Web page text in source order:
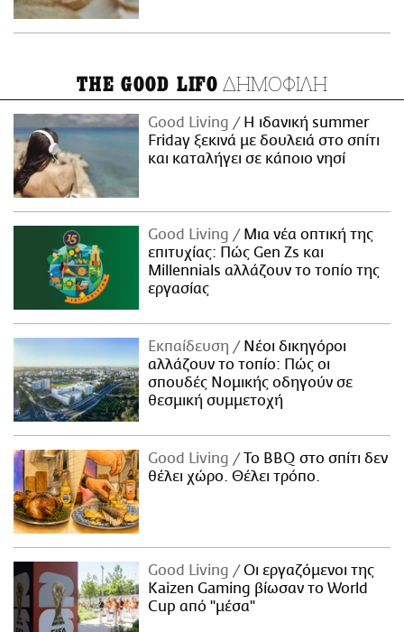
THE GOOD LIFO ΔΗΜΟΦΙΛΗ
Good Living
Η ιδανική summer
Friday ξεκινά με δουλειά στο σπίτι
και καταλήγει σε κάποιο νησί
Good Living
Μια νέα οπτική της
επιτυχίας: Πώς Gen Zs και
Millennials αλλάζουν το τοπίο της
εργασίας
Εκπαίδευση
Νέοι δικηγόροι
αλλάζουν το τοπίο: Πώς οι
σπουδές Νομικής οδηγούν σε
θεσμική συμμετοχή
Good Living
Το BBQ στο σπίτι δεν
θέλει χώρο. Θέλει τρόπο.
Good Living
Οι εργαζόμενοι της
Kaizen Gaming βίωσαν το World
Cup από "μέσα"